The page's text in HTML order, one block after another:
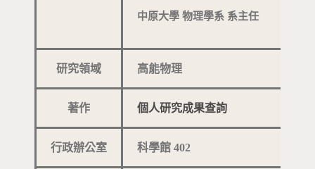
中原大學 物理學系 系主任
研究領域 高能物理
著作 個人研究成果查詢
行政辦公室 科學館 402